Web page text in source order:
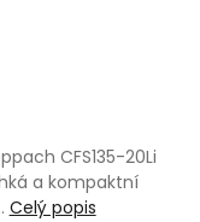
CFS135-20Li
a kompaktní
Celý popis